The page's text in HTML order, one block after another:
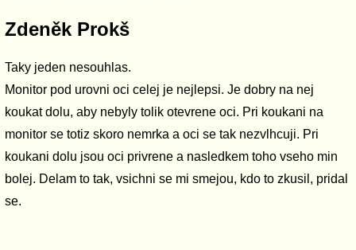
Zdeněk Prokš
Taky jeden nesouhlas.
Monitor pod urovni oci celej je nejlepsi. Je dobry na nej
koukat dolu, aby nebyly tolik otevrene oci. Pri koukani na
monitor se totiz skoro nemrka a oci se tak nezvlhcuji. Pri
koukani dolu jsou oci privrene a nasledkem toho vseho min
bolej. Delam to tak, vsichni se mi smejou, kdo to zkusil, pridal
se.